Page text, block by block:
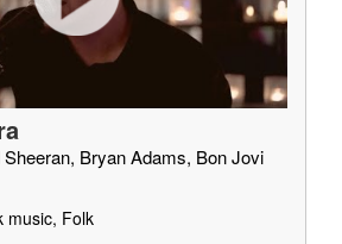
Bryan Adams, Bon Jovi
music, Folk